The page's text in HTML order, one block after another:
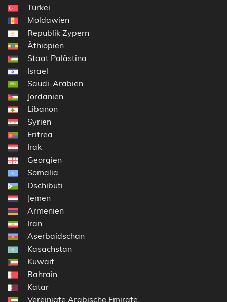
Türkei
Moldawien
Republik Zypern
Äthiopien
Staat Palästina
Israel
Saudi-Arabien
Jordanien
Libanon
Syrien
Eritrea
Irak
Georgien
Somalia
Dschibuti
Jemen
Armenien
Iran
Aserbaidschan
Kasachstan
Kuwait
Bahrain
Katar
Vereinigte Arabische Emirate